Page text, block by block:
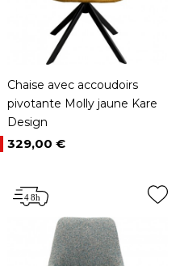
Chaise avec accoudoirs
pivotante Molly jaune Kare
Design
Prix
329,00 €